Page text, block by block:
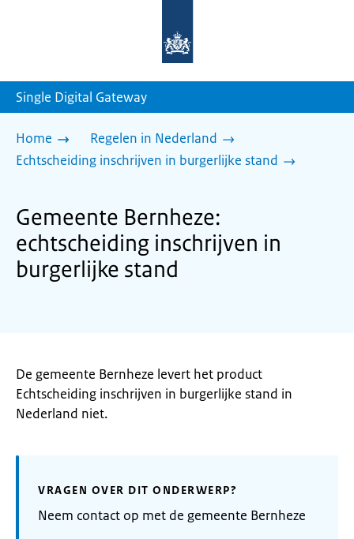
homepage
Single Digital Gateway
Home
Regelen in Nederland
Echtscheiding inschrijven in burgerlijke stand
Gemeente Bernheze:
echtscheiding inschrijven in
burgerlijke stand
De gemeente Bernheze levert het product
Echtscheiding inschrijven in burgerlijke stand in
Nederland niet.
VRAGEN OVER DIT ONDERWERP?
Neem contact op met de gemeente Bernheze